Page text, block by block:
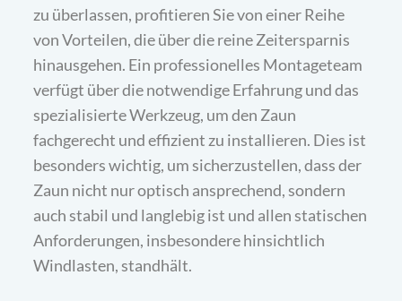
zu überlassen, profitieren Sie von einer Reihe
von Vorteilen, die über die reine Zeitersparnis
hinausgehen. Ein professionelles Montageteam
verfügt über die notwendige Erfahrung und das
spezialisierte Werkzeug, um den Zaun
fachgerecht und effizient zu installieren. Dies ist
besonders wichtig, um sicherzustellen, dass der
Zaun nicht nur optisch ansprechend, sondern
auch stabil und langlebig ist und allen statischen
Anforderungen, insbesondere hinsichtlich
Windlasten, standhält.